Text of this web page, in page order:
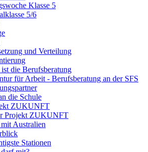
Klasse 5
5/6
und Verteilung
ist die Berufsberatung
für Arbeit - Berufsberatung an der SFS
die Schule
ZUKUNFT
Projekt ZUKUNFT
Australien
Stationen